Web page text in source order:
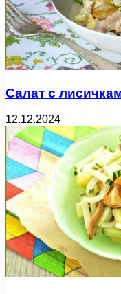
Салат с
12.12.2024